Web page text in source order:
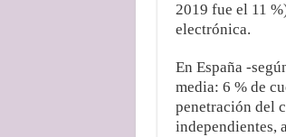
2019 fue el 11
electrónica.
En España -
media: 6 % de
penetración del
independientes,